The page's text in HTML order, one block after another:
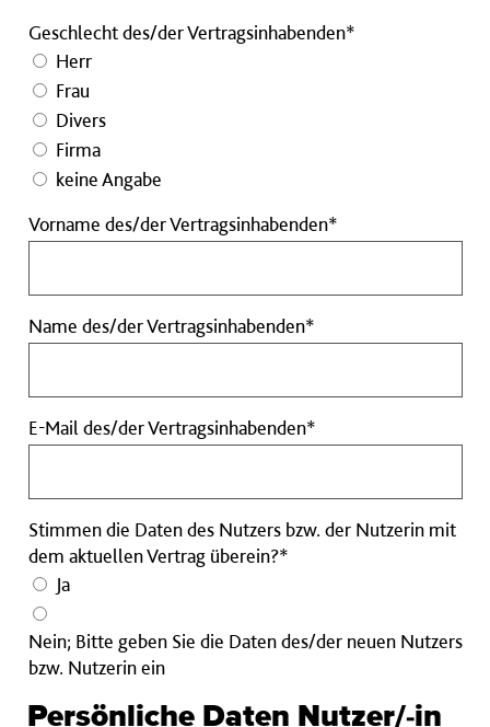
Pflichtfeld
Geschlecht des/der Vertragsinhabenden*
Herr
Frau
Divers
Firma
keine Angabe
Vorname des/der Vertragsinhabenden*
des/der
Pflichtfeld
Name des/der Vertragsinhabenden*
des/der
Pflichtfeld
E-Mail des/der Vertragsinhabenden*
Mail
Vertragsinhabenden
Pflichtfeld
Stimmen die Daten des Nutzers bzw. der Nutzerin mit
dem aktuellen Vertrag überein?*
Ja
Nein; Bitte geben Sie die Daten des/der neuen Nutzers
bzw. Nutzerin ein
Persönliche Daten Nutzer/-in